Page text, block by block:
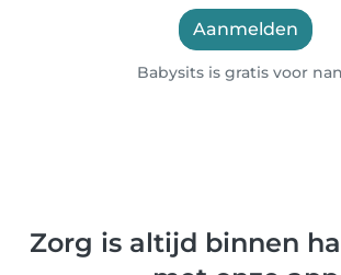
Aanmelden
Babysits is gratis voor
Zorg is altijd binnen